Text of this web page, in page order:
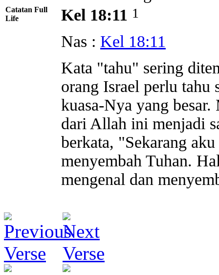
Catatan Full
Life
Kel 18:11 1
Nas : Kel 18:11
Kata "tahu" sering
orang Israel perlu tahu
kuasa-Nya yang besar.
dari Allah ini menjadi
berkata, "Sekarang
menyembah Tuhan.
mengenal dan